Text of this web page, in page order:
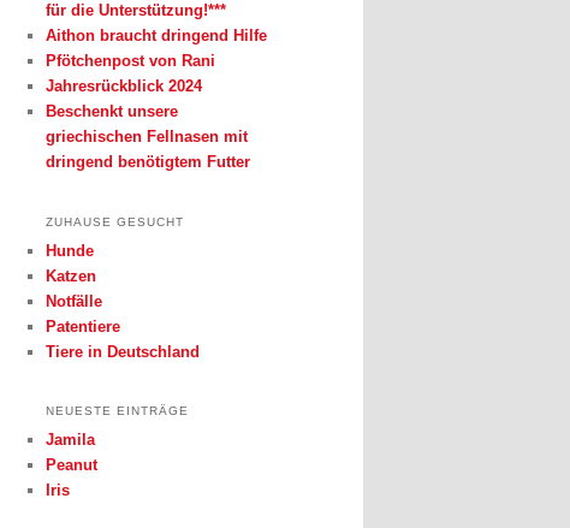
für die Unterstützung!***
Aithon braucht dringend Hilfe
Pfötchenpost von Rani
Jahresrückblick 2024
Beschenkt unsere
griechischen Fellnasen mit
dringend benötigtem Futter
ZUHAUSE GESUCHT
Hunde
Katzen
Notfälle
Patentiere
Tiere in Deutschland
NEUESTE EINTRÄGE
Jamila
Peanut
Iris